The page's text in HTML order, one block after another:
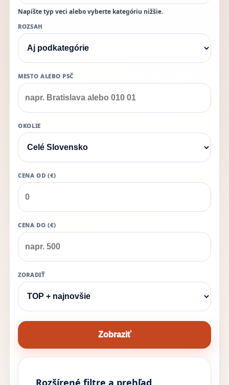
Napíšte typ veci alebo vyberte kategóriu nižšie.
ROZSAH
MESTO ALEBO PSČ
OKOLIE
CENA OD (€)
CENA DO (€)
ZORADIŤ
Zobraziť
Rozšírené filtre a prehľad